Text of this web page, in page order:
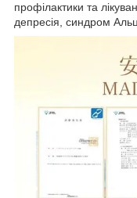
профілактики та
депресія, синдром